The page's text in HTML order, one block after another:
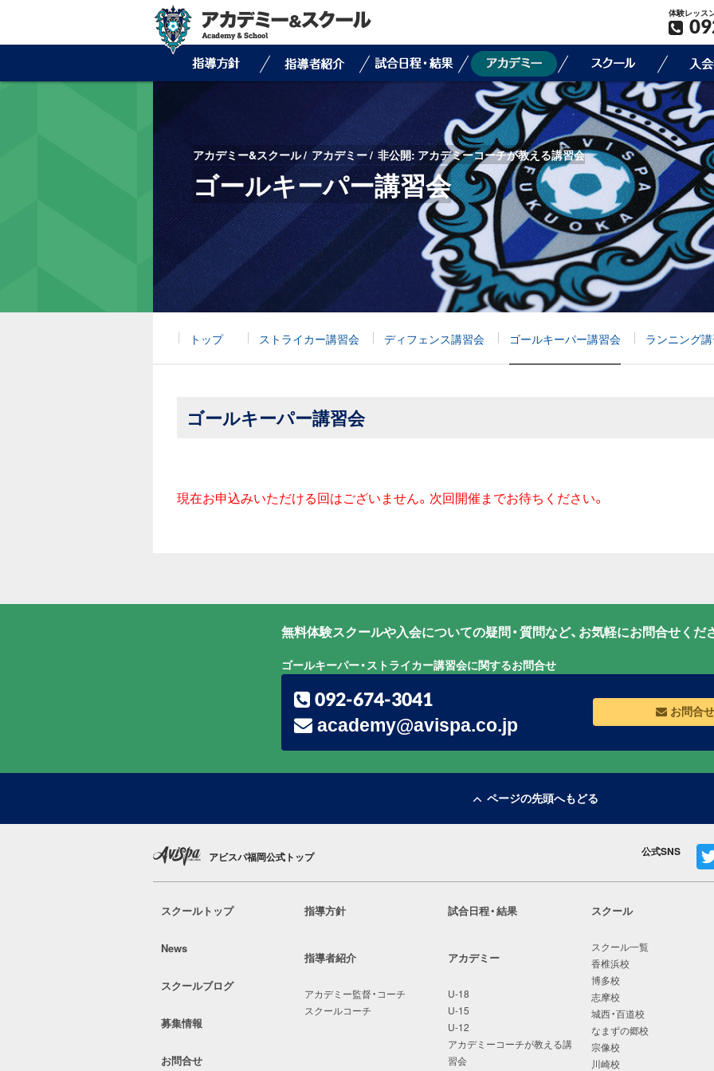
アカデミー&スクール アカデミー 非公開: アカデミーコーチが教える講習会
ゴールキーパー講習会
体験レッス
トップ ストライカー講習会 ディフェンス講習会 ゴールキーパー講習会 ランニング
ゴールキーパー講習会
現在お申込みいただける回はございません。次回開催までお待ちください。
無料体験スクールや入会についての疑問・質問など、お気軽にお問合せくだ
ゴールキーパー・ストライカー講習会に関するお問合せ
092-674-3041
academy@avispa.co.jp
お問合せ
ページの先頭へもどる
アビスパ福岡公式トップ 公式SNS
スクールトップ
News
スクールブログ
募集情報
お問合せ
指導方針
指導者紹介
アカデミー監督・コーチ
スクールコーチ
試合日程・結果
アカデミー
U-18
U-15
U-12
アカデミーコーチが教える講
習会
スクール
スクール一覧
香椎浜校
博多校
志摩校
城西・百道校
なまずの郷校
宗像校
川崎校